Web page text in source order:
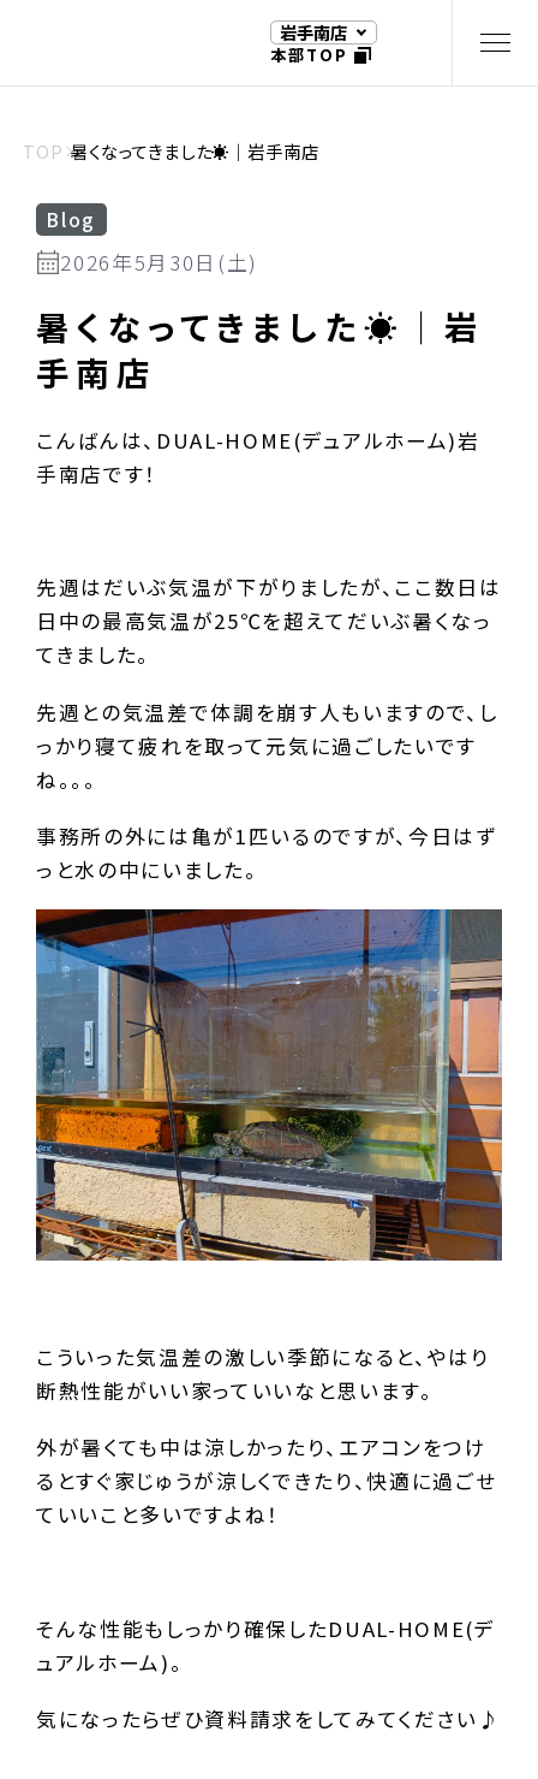
岩手南店
本部TOP
TOP 暑くなってきました☀｜岩手南店
Blog
2026年5月30日(土)
暑くなってきました☀｜岩
手南店
こんばんは、DUAL-HOME(デュアルホーム)岩
手南店です！
先週はだいぶ気温が下がりましたが、ここ数日は
日中の最高気温が25℃を超えてだいぶ暑くなっ
てきました。
先週との気温差で体調を崩す人もいますので、し
っかり寝て疲れを取って元気に過ごしたいです
ね。。。
事務所の外には亀が1匹いるのですが、今日はず
っと水の中にいました。
こういった気温差の激しい季節になると、やはり
断熱性能がいい家っていいなと思います。
外が暑くても中は涼しかったり、エアコンをつけ
るとすぐ家じゅうが涼しくできたり、快適に過ごせ
ていいこと多いですよね！
そんな性能もしっかり確保したDUAL-HOME(デ
ュアルホーム)。
気になったらぜひ資料請求をしてみてください♪